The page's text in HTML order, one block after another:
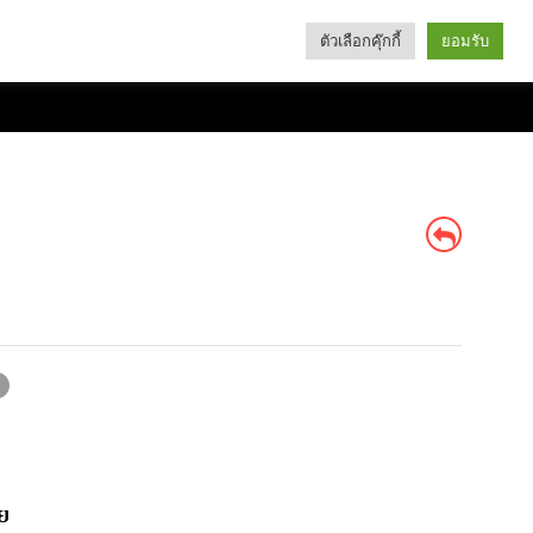
Categories
ตัวเลือกคุ๊กกี้ ยอมรับ